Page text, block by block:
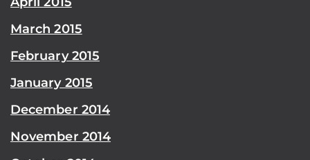
March 2015
February 2015
January 2015
December 2014
November 2014